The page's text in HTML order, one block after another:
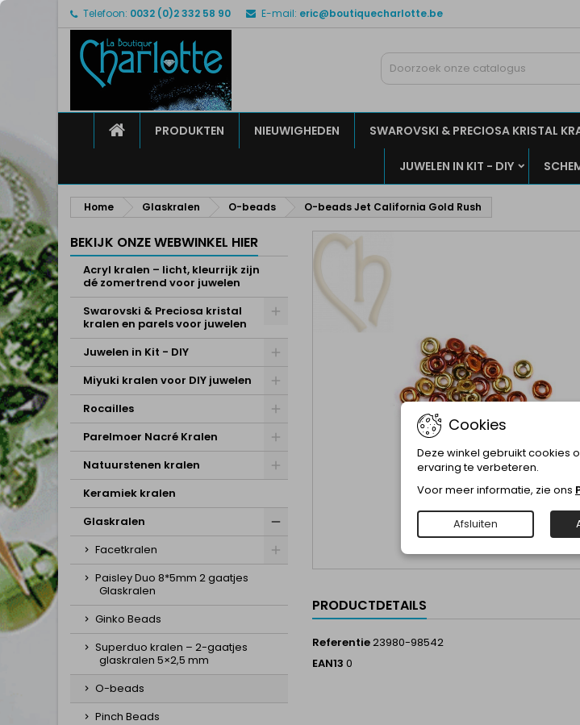
Telefoon: 0032 (0)2 332 58 90 E-mail: eric@boutiquecharlotte.be
HOMEPRODUKTEN NIEUWIGHEDEN SWAROVSKI & PRECIOSA KRISTAL
JUWELEN IN KIT - DIY
Home Glaskralen O-beads O-beads Jet California Gold Rush
BEKIJK ONZE WEBWINKEL HIER
Acryl kralen – licht, kleurrijk zijn
dé zomertrend voor juwelen
Swarovski & Preciosa kristal
kralen en parels voor juwelen
Juwelen in Kit - DIY
Miyuki kralen voor DIY juwelen
Rocailles
Parelmoer Nacré Kralen
Natuurstenen kralen
Keramiek kralen
Glaskralen
Facetkralen
Paisley Duo 8*5mm 2 gaatjes
Glaskralen
Ginko Beads
Superduo kralen – 2-gaatjes
glaskralen 5×2,5 mm
O-beads
Pinch Beads
PRODUCTDETAILS
Referentie23980-98542
EAN13 0
Mijn verlanglijsten
Maak een lijst
Maak een verlanglijst
Inloggen
U moet ingelogd zijn om producten in uw
Cookies
Deze winkel gebruikt cookies
ervaring te verbeteren.
Voor meer informatie, zie ons
Afsluiten